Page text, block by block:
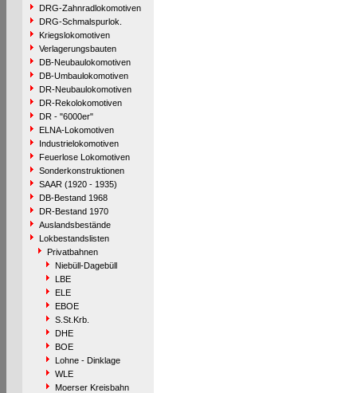
DRG-Zahnradlokomotiven
DRG-Schmalspurlok.
Kriegslokomotiven
Verlagerungsbauten
DB-Neubaulokomotiven
DB-Umbaulokomotiven
DR-Neubaulokomotiven
DR-Rekolokomotiven
DR - "6000er"
ELNA-Lokomotiven
Industrielokomotiven
Feuerlose Lokomotiven
Sonderkonstruktionen
SAAR (1920 - 1935)
DB-Bestand 1968
DR-Bestand 1970
Auslandsbestände
Lokbestandslisten
Privatbahnen
Niebüll-Dagebüll
LBE
ELE
EBOE
S.St.Krb.
DHE
BOE
Lohne - Dinklage
WLE
Moerser Kreisbahn